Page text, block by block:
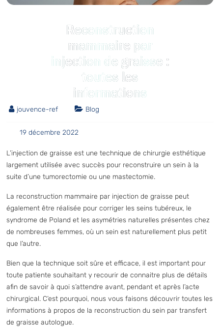
Reconstruction
mammaire par
injection de graisse :
toutes les
informations
jouvence-ref Blog
19 décembre 2022
L’injection de graisse est une technique de chirurgie esthétique
largement utilisée avec succès pour reconstruire un sein à la
suite d’une tumorectomie ou une mastectomie.
La reconstruction mammaire par injection de graisse peut
également être réalisée pour corriger les seins tubéreux, le
syndrome de Poland et les asymétries naturelles présentes chez
de nombreuses femmes, où un sein est naturellement plus petit
que l’autre.
Bien que la technique soit sûre et efficace, il est important pour
toute patiente souhaitant y recourir de connaitre plus de détails
afin de savoir à quoi s’attendre avant, pendant et après l’acte
chirurgical. C’est pourquoi, nous vous faisons découvrir toutes les
informations à propos de la reconstruction du sein par transfert
de graisse autologue.